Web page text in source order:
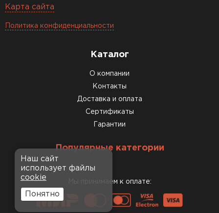
Карта сайта
Политика конфиденциальности
Каталог
О компании
Контакты
Доставка и оплата
Сертификаты
Гарантии
Популярные категории
Мы принимаем к оплате:
Наш сайт
использует файлы
cookie
Понятно